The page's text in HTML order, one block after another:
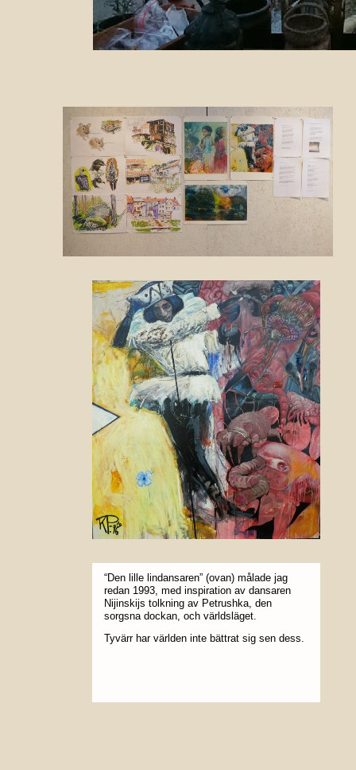
“Den lille lindansaren” (ovan) målade jag
redan 1993, med inspiration av dansaren
Nijinskijs tolkning av Petrushka, den
sorgsna dockan, och världsläget.
Tyvärr har världen inte bättrat sig sen dess.